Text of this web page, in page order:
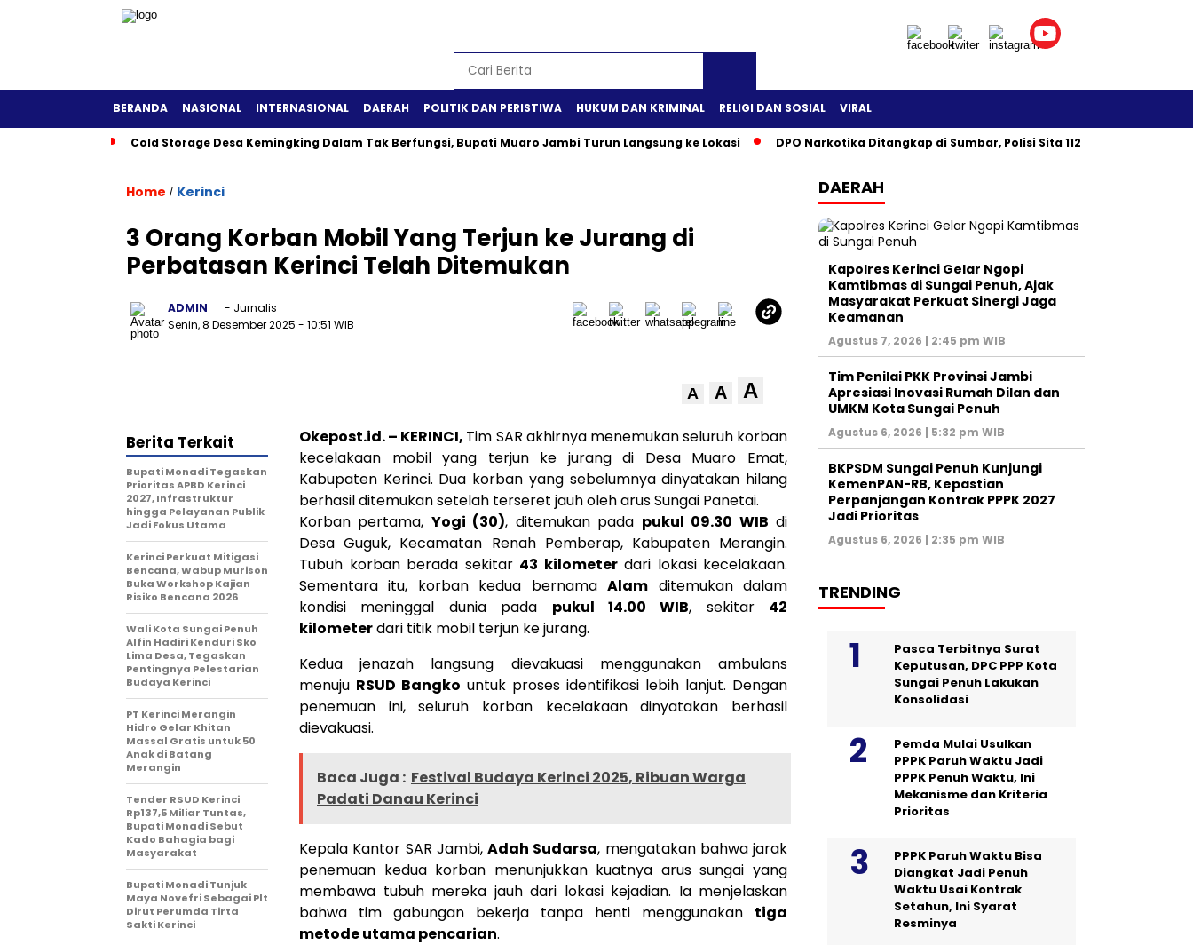
BERANDA NASIONAL INTERNASIONAL DAERAH POLITIK DAN PERISTIWA HUKUM DAN KRIMINAL RELIGI DAN SOSIAL VIRAL
Cold Storage Desa Kemingking Dalam Tak Berfungsi, Bupati Muaro Jambi Turun Langsung ke Lokasi DPO Narkotika Ditangkap di Sumbar, Polisi Sita 112 Gram Sabu
Home / Kerinci
3 Orang Korban Mobil Yang Terjun ke Jurang di
Perbatasan Kerinci Telah Ditemukan
ADMIN
- Jurnalis
Senin, 8 Desember 2025 - 10:51 WIB
A A A
Okepost.id. – KERINCI, Tim SAR akhirnya menemukan seluruh korban
kecelakaan mobil yang terjun ke jurang di Desa Muaro Emat,
Kabupaten Kerinci. Dua korban yang sebelumnya dinyatakan hilang
berhasil ditemukan setelah terseret jauh oleh arus Sungai Panetai.
Korban pertama, Yogi (30), ditemukan pada pukul 09.30 WIB di
Desa Guguk, Kecamatan Renah Pemberap, Kabupaten Merangin.
Tubuh korban berada sekitar 43 kilometerdari lokasi kecelakaan.
Sementara itu, korban kedua bernamaAlam ditemukan dalam
kondisi meninggal dunia pada pukul 14.00 WIB, sekitar 42
kilometerdari titik mobil terjun ke jurang.
Kedua jenazah langsung dievakuasi menggunakan ambulans
menuju RSUD Bangko untuk proses identifikasi lebih lanjut. Dengan
penemuan ini, seluruh korban kecelakaan dinyatakan berhasil
dievakuasi.
Baca Juga : Festival Budaya Kerinci 2025, Ribuan Warga
Padati Danau Kerinci
Kepala Kantor SAR Jambi, Adah Sudarsa, mengatakan bahwa jarak
penemuan kedua korban menunjukkan kuatnya arus sungai yang
membawa tubuh mereka jauh dari lokasi kejadian. Ia menjelaskan
bahwa tim gabungan bekerja tanpa henti menggunakan tiga
metode utama pencarian.
Berita Terkait
Bupati Monadi Tegaskan
Prioritas APBD Kerinci
2027, Infrastruktur
hingga Pelayanan Publik
Jadi Fokus Utama
Kerinci Perkuat Mitigasi
Bencana, Wabup Murison
Buka Workshop Kajian
Risiko Bencana 2026
Wali Kota Sungai Penuh
Alfin Hadiri Kenduri Sko
Lima Desa, Tegaskan
Pentingnya Pelestarian
Budaya Kerinci
PT Kerinci Merangin
Hidro Gelar Khitan
Massal Gratis untuk 50
Anak di Batang
Merangin
Tender RSUD Kerinci
Rp137,5 Miliar Tuntas,
Bupati Monadi Sebut
Kado Bahagia bagi
Masyarakat
Bupati Monadi Tunjuk
Maya Novefri Sebagai Plt
Dirut Perumda Tirta
Sakti Kerinci
DAERAH
Kapolres Kerinci Gelar Ngopi
Kamtibmas di Sungai Penuh, Ajak
Masyarakat Perkuat Sinergi Jaga
Keamanan
Agustus 7, 2026 | 2:45 pm WIB
Tim Penilai PKK Provinsi Jambi
Apresiasi Inovasi Rumah Dilan dan
UMKM Kota Sungai Penuh
Agustus 6, 2026 | 5:32 pm WIB
BKPSDM Sungai Penuh Kunjungi
KemenPAN-RB, Kepastian
Perpanjangan Kontrak PPPK 2027
Jadi Prioritas
Agustus 6, 2026 | 2:35 pm WIB
TRENDING
Pasca Terbitnya Surat
Keputusan, DPC PPP Kota
Sungai Penuh Lakukan
Konsolidasi
Pemda Mulai Usulkan
PPPK Paruh Waktu Jadi
PPPK Penuh Waktu, Ini
Mekanisme dan Kriteria
Prioritas
PPPK Paruh Waktu Bisa
Diangkat Jadi Penuh
Waktu Usai Kontrak
Setahun, Ini Syarat
Resminya